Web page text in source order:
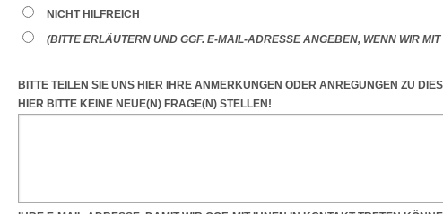
NICHT HILFREICH
(BITTE ERLÄUTERN UND GGF. E-MAIL-ADRESSE ANGEBEN, WENN WIR
BITTE TEILEN SIE UNS HIER IHRE ANMERKUNGEN ODER ANREGUNGEN ZU
HIER BITTE KEINE NEUE(N) FRAGE(N) STELLEN!